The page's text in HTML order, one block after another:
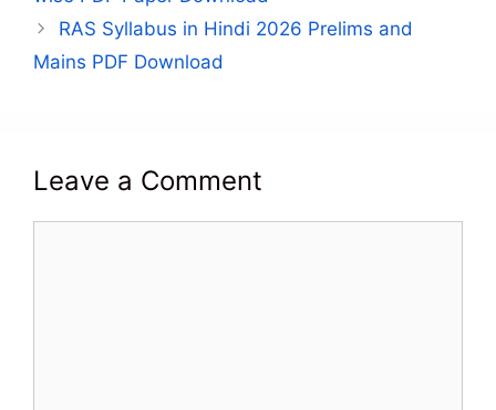
RAS Syllabus in Hindi 2026 Prelims and
Mains PDF Download
Leave a Comment